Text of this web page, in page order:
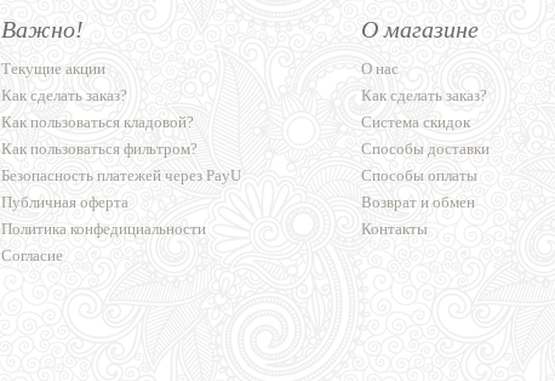
Важно!
Текущие акции
Как сделать заказ?
Как пользоваться кладовой?
Как пользоваться фильтром?
Безопасность платежей через PayU
Публичная оферта
Политика конфедициальности
Согласие
О магазине
О нас
Как сделать заказ?
Система скидок
Способы доставки
Способы оплаты
Возврат и обмен
Контакты